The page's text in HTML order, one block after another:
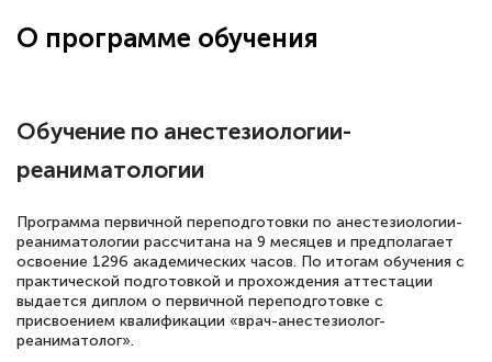
большое количество методических
Знаток города 5 уровня
18 марта 2026
Выражаю благодарность за курс
повышения квалификации "Эксперт ЕГЭ по
О программе обучения
Обучение по анестезиологии-
реаниматологии
Программа первичной переподготовки по анестезиологии-
реаниматологии рассчитана на 9 месяцев и предполагает
освоение 1296 академических часов. По итогам обучения с
практической подготовкой и прохождения аттестации
выдается диплом о первичной переподготовке с
присвоением квалификации «врач-анестезиолог-
реаниматолог».